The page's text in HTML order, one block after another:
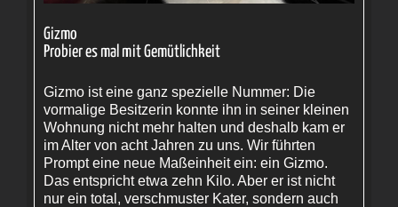
Gizmo
Probier es mal mit Gemütlichkeit
Gizmo ist eine ganz spezielle Nummer: Die
vormalige Besitzerin konnte ihn in seiner kleinen
Wohnung nicht mehr halten und deshalb kam er
im Alter von acht Jahren zu uns. Wir führten
Prompt eine neue Maßeinheit ein: ein Gizmo.
Das entspricht etwa zehn Kilo. Aber er ist nicht
nur ein total, verschmuster Kater, sondern auch